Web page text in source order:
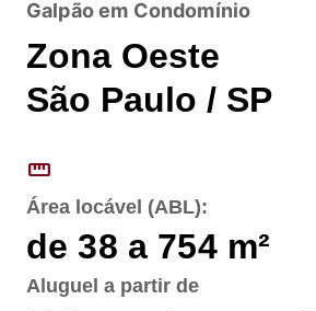
Galpão em Condomínio
Zona Oeste
São Paulo / SP
straighten
Área locável (ABL):
de 38 a 754 m²
Aluguel a partir de